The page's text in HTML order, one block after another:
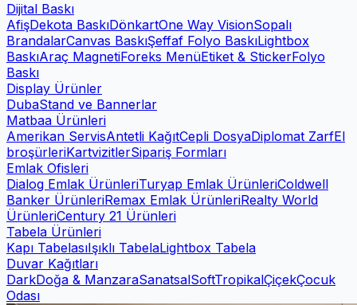
Dijital Baskı
AfişDekota BaskıDönkartOne Way VisionSopalı
BrandalarCanvas BaskıŞeffaf Folyo BaskıLightbox
BaskıAraç MagnetiForeks MenüEtiket & StickerFolyo
Baskı
Display Ürünler
DubaStand ve Bannerlar
Matbaa Ürünleri
Amerikan ServisAntetli KağıtCepli DosyaDiplomat ZarfEl
broşürleriKartvizitlerSipariş Formları
Emlak Ofisleri
Dialog Emlak ÜrünleriTuryap Emlak ÜrünleriColdwell
Banker ÜrünleriRemax Emlak ÜrünleriRealty World
ÜrünleriCentury 21 Ürünleri
Tabela Ürünleri
Kapı TabelasıIşıklı TabelaLightbox Tabela
Duvar Kağıtları
DarkDoğa & ManzaraSanatsalSoftTropikalÇiçekÇocuk
Odası